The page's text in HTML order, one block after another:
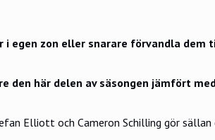
egen zon eller snarare förvandla dem
den här delen av säsongen jämfört
Elliott och Cameron Schilling gör